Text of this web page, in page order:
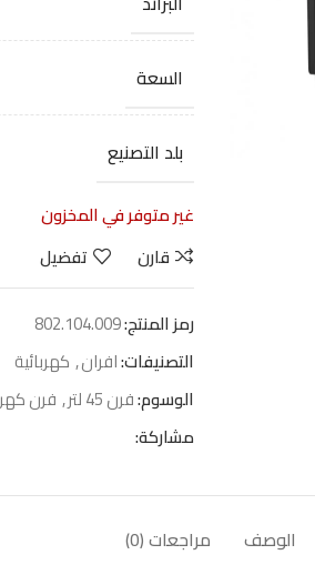
السعة
بلد التصنيع
غير متوفر في المخزون
قارن
تفضيل
رمز المنتج:802.104.009
التصنيفات:افران, كهربائية
الوسوم:فرن 45 لتر , فرن
مشاركة:
الوصف مراجعات (0)